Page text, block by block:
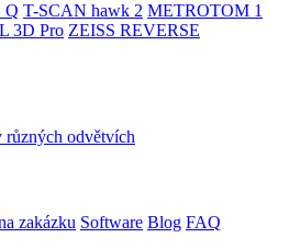
Q T-SCAN hawk 2 METROTOM 1
3D Pro ZEISS REVERSE
odvětvích
zakázku Software Blog FAQ